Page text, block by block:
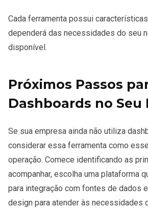
Cada ferramenta possui
dependerá das necessidades do seu
disponível.
Próximos Passos
Dashboards no Seu
Se sua empresa ainda não utiliza
considerar essa ferramenta como
operação. Comece identificando as
acompanhar, escolha uma plataforma
para integração com fontes de dados
design para atender às necessidades